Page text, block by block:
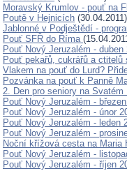
Moravský Krumlov - pouť na
Poutě v Hejnicích (30.04.2011)
Jablonné v Podještědí -
Pouť SFŘ do Říma
Pouť Nový Jeruzalém - duben
Pouť pekařů, cukrářů a ctitelů
Vlakem na pouť do Lurd?
Pozvánka na pouť k Panně
2. Den pro seniory na
Pouť Nový Jeruzalém -
Pouť Nový Jeruzalém - únor
Pouť Nový Jeruzalém - leden
Pouť Nový Jeruzalém -
Noční křížová cesta na Maria
Pouť Nový Jeruzalém -
Pouť Nový Jeruzalém - říjen